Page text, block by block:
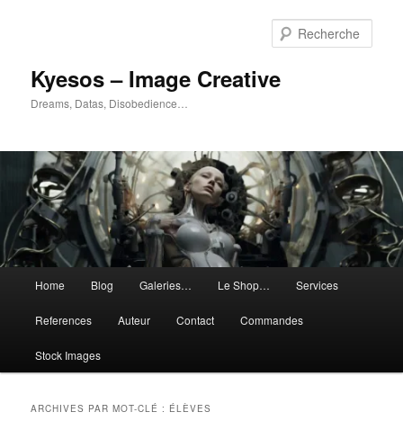
Kyesos – Image Creative
Dreams, Datas, Disobedience…
principal
Home Blog Galeries… Le Shop… Services
References Auteur Contact Commandes
Stock Images
ARCHIVES PAR MOT-CLÉ : ÉLÈVES